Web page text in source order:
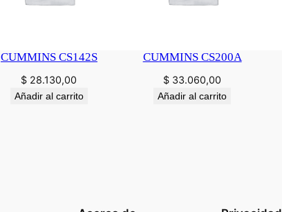
CUMMINS CS142S
$ 28.130,00
Añadir al carrito
CUMMINS CS200A
$ 33.060,00
Añadir al carrito